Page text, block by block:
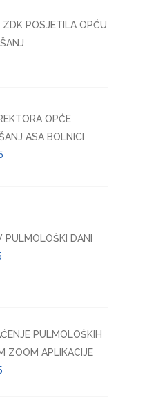
ZDK POSJETILA OPĆU
OPĆE
ASA BOLNICI
PULMOLOŠKI DANI
PULMOLOŠKIH
ZOOM APLIKACIJE